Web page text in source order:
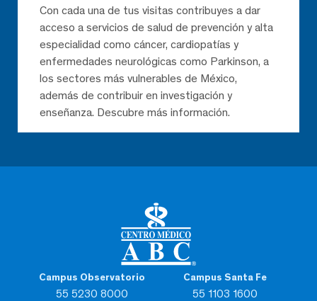
Campus Observatorio
55 5230 8000
Campus Santa Fe
55 1103 1600
Con cada una de tus visitas contribuyes a dar
acceso a servicios de salud de prevención y alta
especialidad como cáncer, cardiopatías y
enfermedades neurológicas como Parkinson, a
los sectores más vulnerables de México,
además de contribuir en investigación y
enseñanza. Descubre más información.